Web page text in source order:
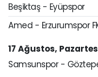
Beşiktaş - Eyüpspor
Amed - Erzurumspor
17 Ağustos,
Samsunspor -